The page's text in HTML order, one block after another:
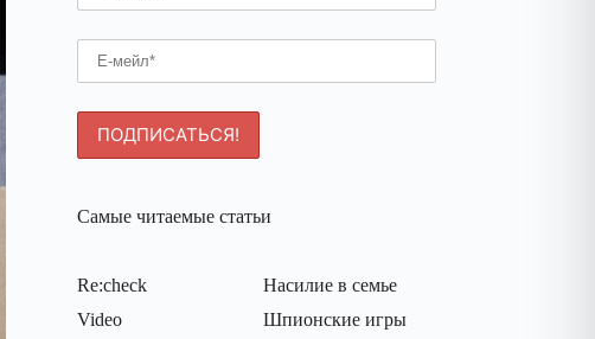
Самые читаемые статьи
Re:check
Насилие в семье
Video
Шпионские игры